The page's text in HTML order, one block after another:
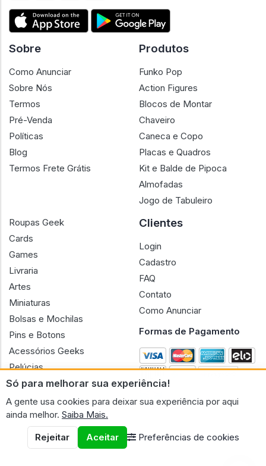
Só para melhorar sua experiência!
A gente usa cookies para deixar sua experiência por aqui
ainda melhor. Saiba Mais.
Rejeitar
Aceitar Preferências de cookies
Sobre
Como Anunciar
Sobre Nós
Termos
Pré-Venda
Políticas
Blog
Termos Frete Grátis
Produtos
Funko Pop
Action Figures
Blocos de Montar
Chaveiro
Caneca e Copo
Placas e Quadros
Kit e Balde de Pipoca
Almofadas
Jogo de Tabuleiro
Roupas Geek
Cards
Games
Livraria
Artes
Miniaturas
Bolsas e Mochilas
Pins e Botons
Acessórios Geeks
Pelúcias
Bonecas
Clientes
Login
Cadastro
FAQ
Contato
Como Anunciar
Formas de Pagamento
CNPJ n.º 30.220.458/0001-17 - GERAL GEEK PORTAL ELETRONICO